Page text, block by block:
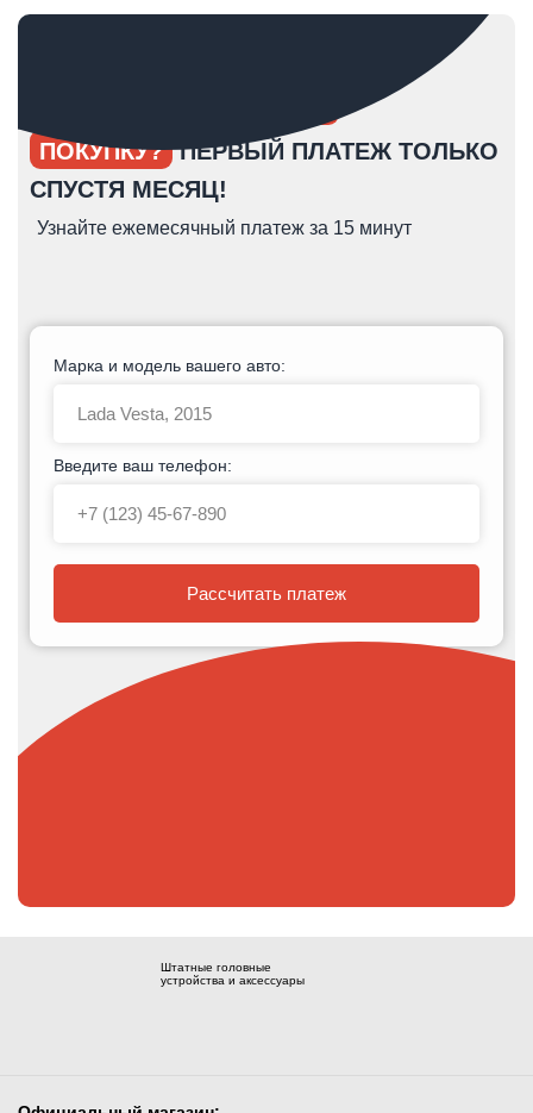
ПОКУПКУ? ПЕРВЫЙ ПЛАТЕЖ ТОЛЬКО
СПУСТЯ МЕСЯЦ!
Узнайте ежемесячный платеж за 15 минут
Марка и модель вашего авто:
Введите ваш телефон:
Рассчитать платеж
Штатные головные
устройства и аксессуары